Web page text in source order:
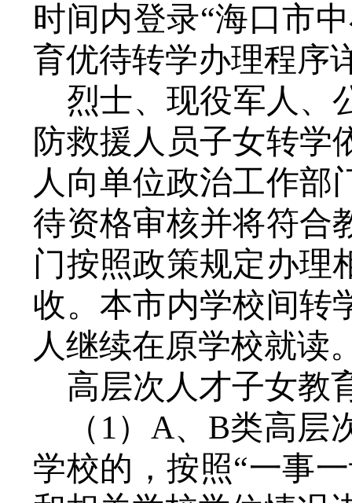
时间内登录“海口市
育优待转学办理程序
烈士、现役军人、
防救援人员子女转学
人向单位政治工作部
待资格审核并将符合
门按照政策规定办理
收。本市内学校间转
人继续在原学校就读
高层次人才子女教
（ 1）A、B类高层
学校的，按照“一事